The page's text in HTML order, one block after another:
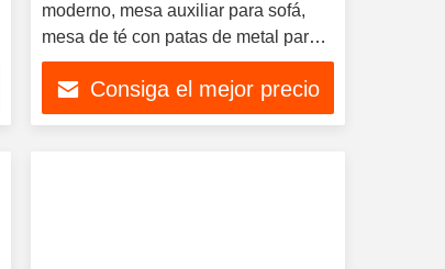
moderno, mesa auxiliar para sofá,
mesa de té con patas de metal para
muebles de sala de estar
Consiga el mejor precio